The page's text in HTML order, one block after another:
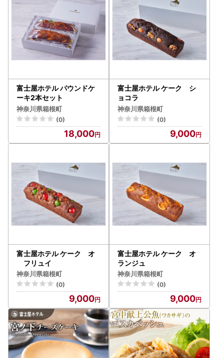
富士屋ホテル パウンドケ
ーキ2本セット
神奈川県箱根町
(0)
18,000
富士屋ホテル ケーク シ
ョコラ
神奈川県箱根町
(0)
9,000
富士屋ホテル ケーク オ
フリュイ
神奈川県箱根町
(0)
9,000
富士屋ホテル ケーク オ
ランジュ
神奈川県箱根町
(0)
9,000